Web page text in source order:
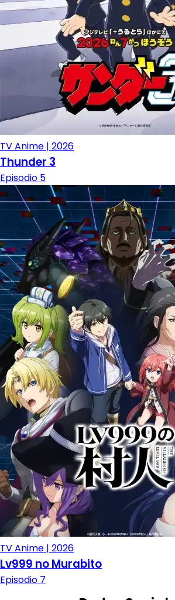
TV Anime | 2026
Thunder 3
Episodio 5
TV Anime | 2026
Lv999 no Murabito
Episodio 7